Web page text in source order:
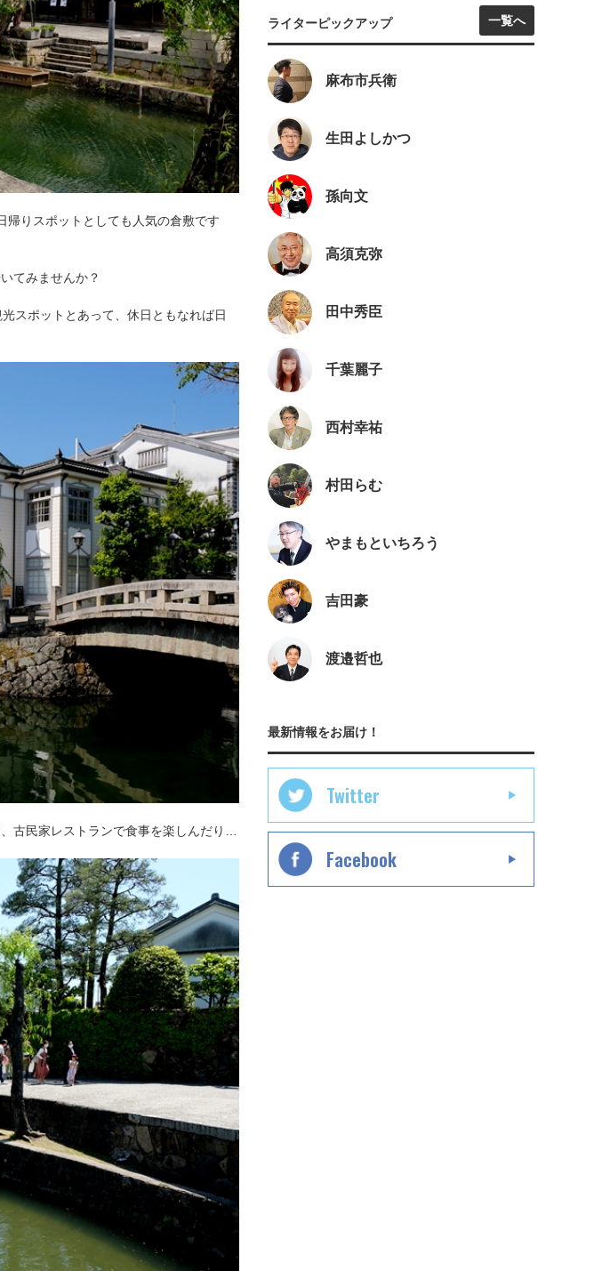
帰りスポットとしても人気の倉敷です
てみませんか？
スポットとあって、休日ともなれば日
古民家レストランで食事を楽しんだり…
ライターピックアップ 一覧へ
麻布市兵衛
生田よしかつ
孫向文
高須克弥
田中秀臣
千葉麗子
西村幸祐
村田らむ
やまもといちろう
吉田豪
渡邉哲也
最新情報をお届け！
Twitter
Facebook